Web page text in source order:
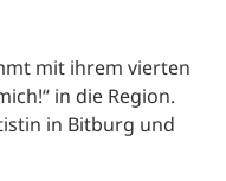
mit ihrem vierten
in die Region.
in Bitburg und